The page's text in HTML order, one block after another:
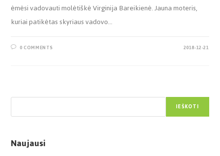
ėmėsi vadovauti molėtiškė Virginija Bareikienė. Jauna moteris,
kuriai patikėtas skyriaus vadovo…
0 COMMENTS 2018-12-21
IEŠKOTI
Naujausi